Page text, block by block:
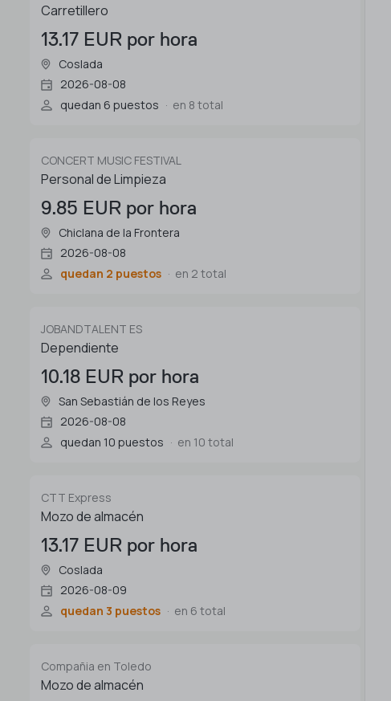
Carretillero
13.17 EUR por hora
Coslada
2026-08-08
quedan 6 puestos
en 8 total
CONCERT MUSIC FESTIVAL
Personal de Limpieza
9.85 EUR por hora
Chiclana de la Frontera
2026-08-08
quedan 2 puestos
en 2 total
JOBANDTALENT ES
Dependiente
10.18 EUR por hora
San Sebastián de los Reyes
2026-08-08
quedan 10 puestos
en 10 total
CTT Express
Mozo de almacén
13.17 EUR por hora
Coslada
2026-08-09
quedan 3 puestos
en 6 total
Compañia en Toledo
Mozo de almacén